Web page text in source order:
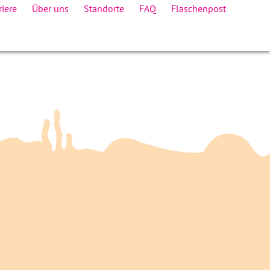
Über uns Standorte FAQ Flaschenpost